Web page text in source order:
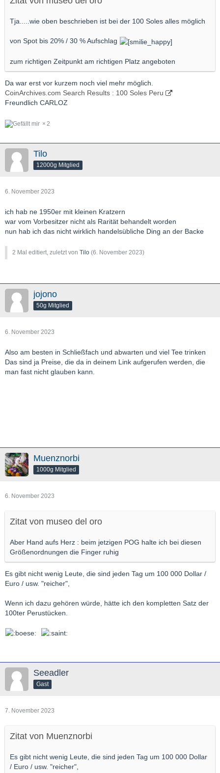
Tja.....wie oben beschrieben ist bei der 100 Soles alles möglich
von Spot bis 20% / 30 % Aufschlag
zum richtigen Zeitpunkt am richtigen Platz angeboten
Da war erst vor kurzem noch viel mehr möglich.
CoinArchives.com Search Results : 100 Soles Peru
Freundlich CARLOZ
2
Tilo
12000g Mitglied
6. November 2023
ich hab ne 1950er mit kleinen Kratzern
war vom Vorbesitzer nicht als Rarität behandelt worden
nun hab ich das nicht wirklich handelsübliche Ding an der Backe
2 Mal editiert, zuletzt von Tilo (6. November 2023)
jojono
50g Mitglied
6. November 2023
Also am besten in Schließfach und abwarten und viel Tee trinken
Das sind ja Preise, die da in deinem Link aufgerufen werden, die
man fast nicht glauben kann.
Muenznorbi
1000g Mitglied
6. November 2023
Zitat von museo del oro
Aber Hand aufs Herz : beim jetzigen POG halte ich bei diesen
Größenordnungen die Finger ruhig
Es gibt nicht wenig Leute, die sind jeden Tag um 100 000 Dollar /
Euro / usw. "reicher",
Wenn ich dazu gehören würde, hätte ich den kompletten Satz der
100ter Perustücken.
Seeadler
Gast
7. November 2023
Zitat von Muenznorbi
Es gibt nicht wenig Leute, die sind jeden Tag um 100 000 Dollar
/ Euro / usw. "reicher",